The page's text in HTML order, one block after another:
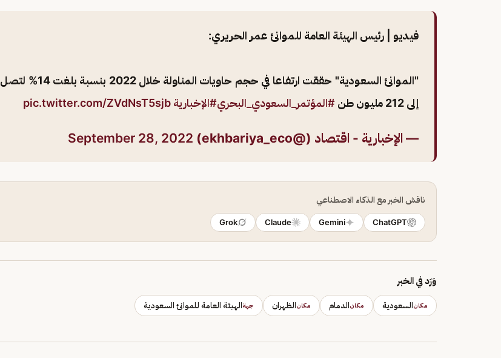
فيديو | رئيس الهيئة العامة للموانئ عمر الحريري:
"الموانئ السعودية" حققت ارتفاعا في حجم حاويات المناولة خلال 2022 بنسبة بلغت 14% لتصل
إلى 212 مليون طن
#المؤتمر_السعودي_البحري#الإخبارية pic.twitter.com/ZVdNsT5sjb
— الإخبارية - اقتصاد (@ekhbariya_eco) September 28, 2022
ناقش الخبر مع الذكاء الاصطناعي
ChatGPT
Gemini
Claude
Grok
وَرَد في الخبر
مكانالسعودية مكانالدمام مكانالظهران جهةالهيئة العامة للموانئ السعودية